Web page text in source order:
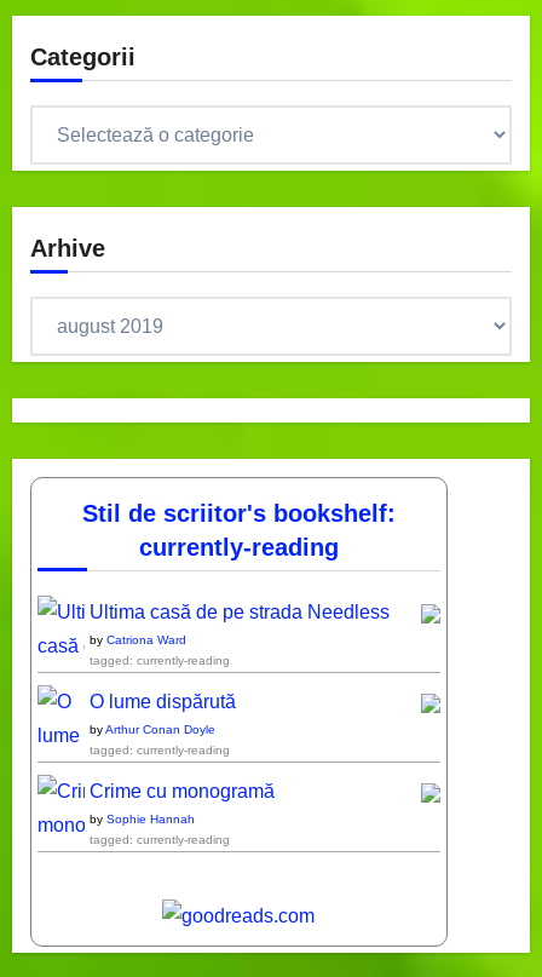
Categorii
Arhive
Stil de scriitor's bookshelf:
currently-reading
Ultima casă de pe strada Needless
by Catriona Ward
tagged: currently-reading
O lume dispărută
byArthur Conan Doyle
tagged: currently-reading
Crime cu monogramă
by Sophie Hannah
tagged: currently-reading